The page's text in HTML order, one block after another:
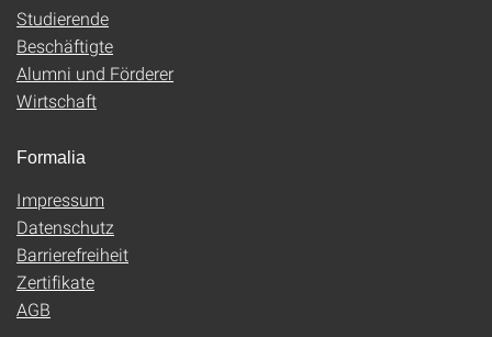
Studierende
Beschäftigte
Alumni und Förderer
Wirtschaft
Formalia
Impressum
Datenschutz
Barrierefreiheit
Zertifikate
AGB